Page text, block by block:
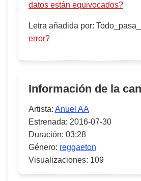
datos están equivocados?
Letra añadida por:
error?
Información de la
Artista: Anuel AA
Estrenada: 2016-07-30
Duración: 03:28
Género: reggaeton
Visualizaciones: 109